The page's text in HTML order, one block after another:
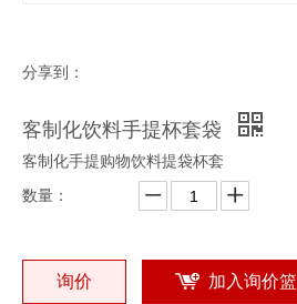
分享到：
客制化饮料手提杯套袋
客制化手提购物饮料提袋杯套
数量：
询价 加入询价篮